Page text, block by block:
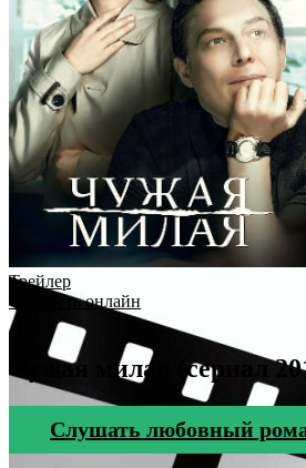
Трейлер
Смотреть онлайн
Чужая милая (сериал
Cлушать любовный